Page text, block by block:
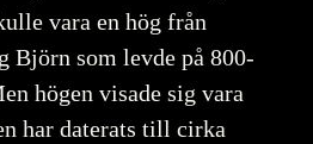
vara en hög från
Björn som levde på 800-
högen visade sig vara
har daterats till cirka